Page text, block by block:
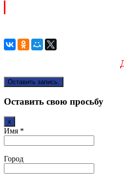
Оставить свою просьбу
x
эту
форму.
Имя *
Город